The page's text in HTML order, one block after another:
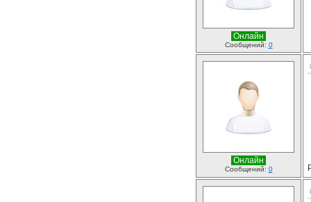
Онлайн
Сообщений: 0
Онлайн
Сообщений: 0